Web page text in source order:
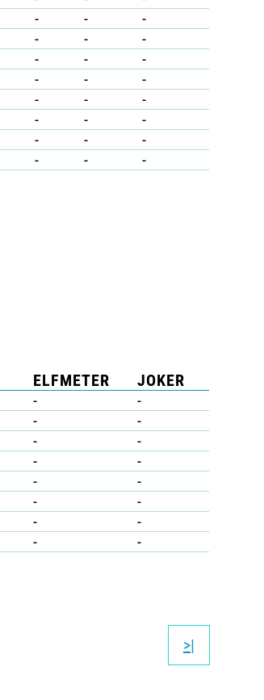
- -
-
- -
-
- -
-
- -
-
- -
-
- -
-
- -
-
- - -
ELFMETER
JOKER
-
-
-
-
-
-
-
-
-
-
-
-
-
-
- -
>|